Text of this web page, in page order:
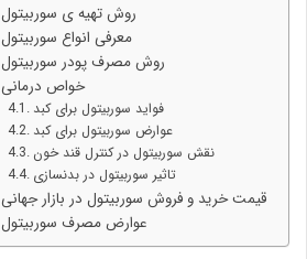
روش تهیه ی سوربیتول
معرفی انواع سوربیتول
روش مصرف پودر سوربیتول
خواص درمانی
فواید سوربیتول برای کبد
عوارض سوربیتول برای کبد
نقش سوربیتول در کنترل قند خون
تاثیر سوربیتول در بدنسازی
قیمت خرید و فروش سوربیتول در بازار جهانی
عوارض مصرف سوربیتول